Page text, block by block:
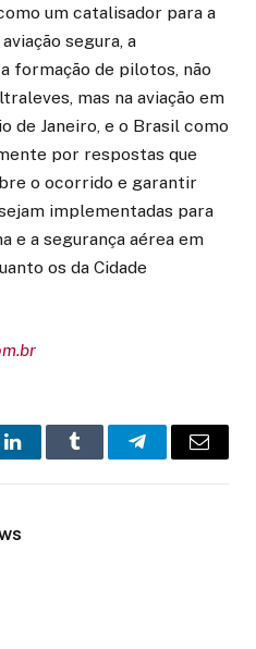
um catalisador para a
segura, a
formação de pilotos, não
mas na aviação em
de Janeiro, e o Brasil como
por respostas que
o ocorrido e garantir
implementadas para
e a segurança aérea em
os da Cidade
LinkedInTumblr TelegramEmail